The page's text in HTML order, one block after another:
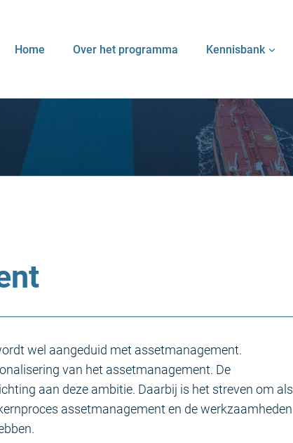
Home Over het programma Kennisbank
wel aangeduid met assetmanagement.
van het assetmanagement. De
aan deze ambitie. Daarbij is het streven om als
assetmanagement en de werkzaamheden